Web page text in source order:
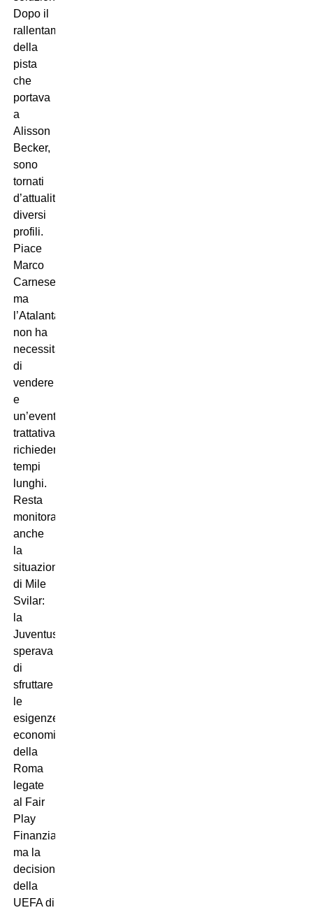
Dopo il
rallentamento
della
pista
che
portava
a
Alisson
Becker,
sono
tornati
d’attualità
diversi
profili.
Piace
Marco
Carnesecchi,
ma
l’Atalanta
non ha
necessità
di
vendere
e
un’eventuale
trattativa
richiederebbe
tempi
lunghi.
Resta
monitorata
anche
la
situazione
di Mile
Svilar:
la
Juventus
sperava
di
sfruttare
le
esigenze
economiche
della
Roma
legate
al Fair
Play
Finanziario,
ma la
decisione
della
UEFA di